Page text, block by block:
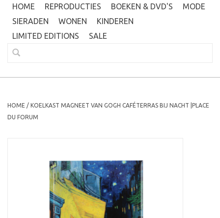
HOME REPRODUCTIES BOEKEN & DVD'S
MODE
SIERADEN
WONEN
KINDEREN
LIMITED EDITIONS
SALE
HOME / KOELKAST MAGNEET VAN GOGH CAFÉTERRAS BIJ NACHT |PLACE
DU FORUM